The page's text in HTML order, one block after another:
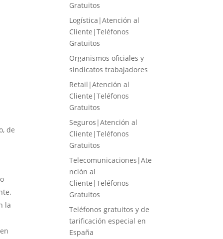
de
la
Gratuitos
Logística|Atención al
Cliente|Teléfonos
Gratuitos
Organismos oficiales y
sindicatos trabajadores
Retail|Atención al
Cliente|Teléfonos
Gratuitos
Seguros|Atención al
Cliente|Teléfonos
Gratuitos
Telecomunicaciones|Ate
nción al
Cliente|Teléfonos
Gratuitos
Teléfonos gratuitos y de
tarificación especial en
España